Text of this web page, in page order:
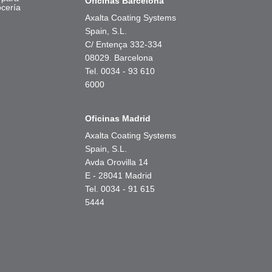
Axalta Coating Systems
Spain, S.L.
C/ Entença 332-334
08029. Barcelona
Tel. 0034 - 93 610
6000
Oficinas Madrid
Axalta Coating Systems
Spain, S.L.
Avda Orovilla 14
E - 28041 Madrid
Tel. 0034 - 91 615
5444